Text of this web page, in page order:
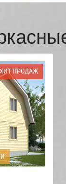
ПРОДАЖ